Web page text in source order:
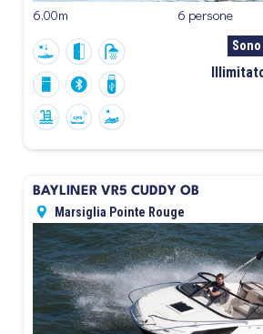
6.00m 6 persone
BAYLINER VR5 CUDDY OB
Marsiglia Pointe Rouge